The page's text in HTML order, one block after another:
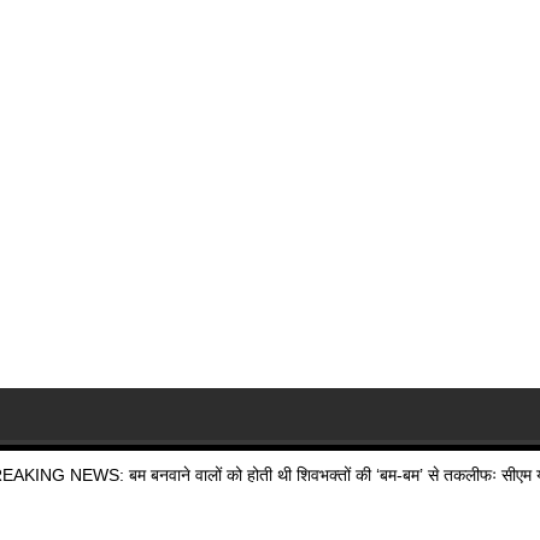
NEWS: बम बनवाने वालों को होती थी शिवभक्तों की ‘बम-बम’ से तकलीफः सीएम